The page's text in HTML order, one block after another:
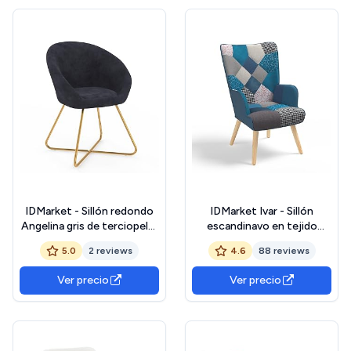
IDMarket - Sillón redondo
Angelina gris de terciopelo,
patas cruzadas doradas
5.0 2 reviews
Ver precio
IDMarket Ivar - Sillón
escandinavo en tejido
Patchwork y terciopelo
azul
4.6 88 reviews
Ver precio